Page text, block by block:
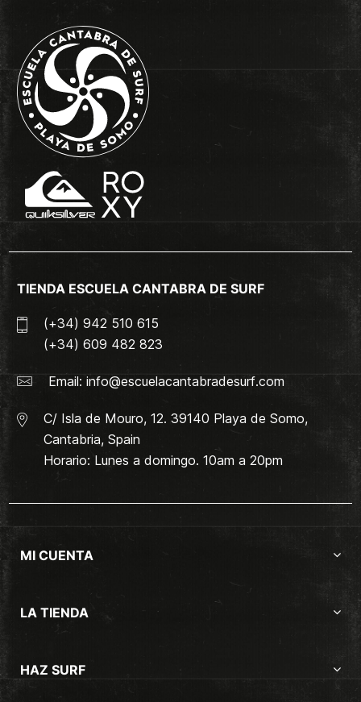
TIENDA ESCUELA CANTABRA DE SURF
(+34) 942 510 615
(+34) 609 482 823
Email: info@escuelacantabradesurf.com
C/ Isla de Mouro, 12. 39140 Playa de Somo,
Cantabria, Spain
Horario: Lunes a domingo. 10am a 20pm
MI CUENTA
LA TIENDA
HAZ SURF